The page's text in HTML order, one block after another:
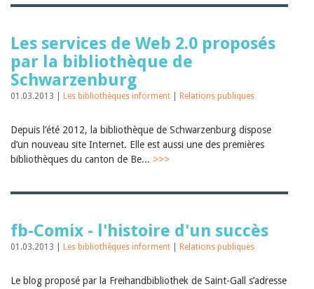
Les services de Web 2.0 proposés
par la bibliothèque de
Schwarzenburg
01.03.2013 | Les bibliothèques informent Relations publiques
Depuis l’été 2012, la bibliothèque de Schwarzenburg dispose
d’un nouveau site Internet. Elle est aussi une des premières
bibliothèques du canton de Be... >>>
fb-Comix - l'histoire d'un succès
01.03.2013 | Les bibliothèques informent Relations publiques
Le blog proposé par la Freihandbibliothek de Saint-Gall s’adresse